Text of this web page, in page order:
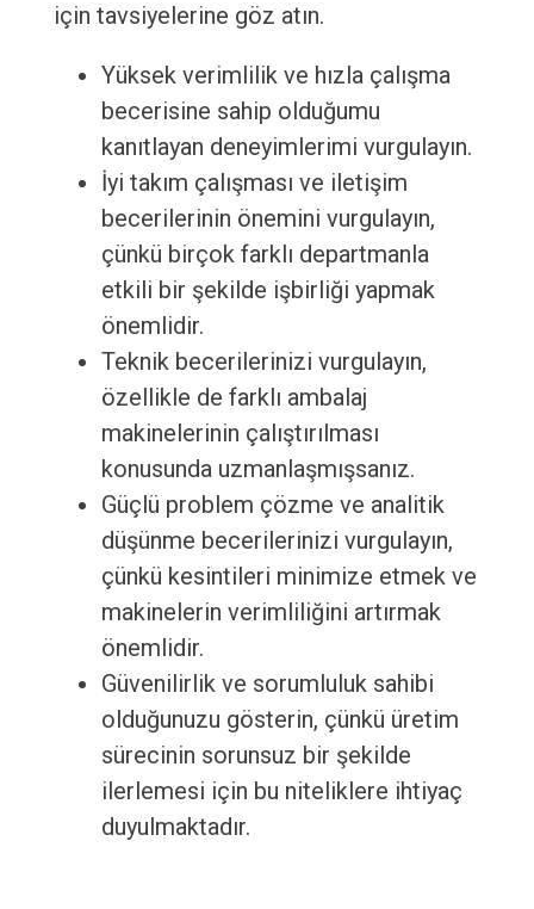
için tavsiyelerine göz atın.
Yüksek verimlilik ve hızla çalışma
becerisine sahip olduğumu
kanıtlayan deneyimlerimi vurgulayın.
İyi takım çalışması ve iletişim
becerilerinin önemini vurgulayın,
çünkü birçok farklı departmanla
etkili bir şekilde işbirliği yapmak
önemlidir.
Teknik becerilerinizi vurgulayın,
özellikle de farklı ambalaj
makinelerinin çalıştırılması
konusunda uzmanlaşmışsanız.
Güçlü problem çözme ve analitik
düşünme becerilerinizi vurgulayın,
çünkü kesintileri minimize etmek ve
makinelerin verimliliğini artırmak
önemlidir.
Güvenilirlik ve sorumluluk sahibi
olduğunuzu gösterin, çünkü üretim
sürecinin sorunsuz bir şekilde
ilerlemesi için bu niteliklere ihtiyaç
duyulmaktadır.